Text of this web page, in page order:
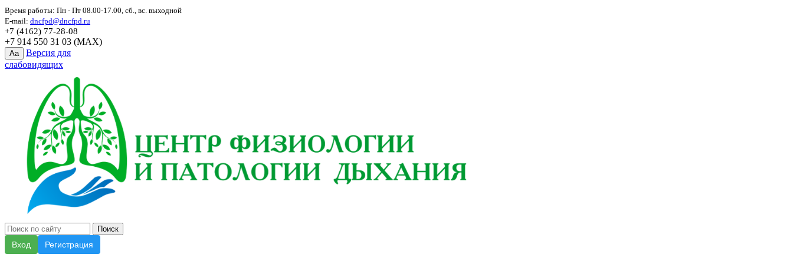
Время работы: Пн - Пт 08.00-17.00, сб., вс. выходной
E-mail: dncfpd@dncfpd.ru
+7 (4162) 77-28-08
+7 914 550 31 03 (MAX)
Aa
Версия для
слабовидящих
Вход Регистрация